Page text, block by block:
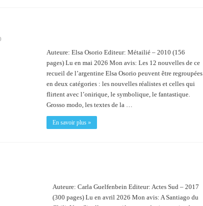
Auteure: Elsa Osorio Editeur: Métailié – 2010 (156
pages) Lu en mai 2026 Mon avis: Les 12 nouvelles de ce
recueil de l’argentine Elsa Osorio peuvent être regroupées
en deux catégories : les nouvelles réalistes et celles qui
flirtent avec l’onirique, le symbolique, le fantastique.
Grosso modo, les textes de la …
En savoir plus »
Auteure: Carla Guelfenbein Editeur: Actes Sud – 2017
(300 pages) Lu en avril 2026 Mon avis: A Santiago du